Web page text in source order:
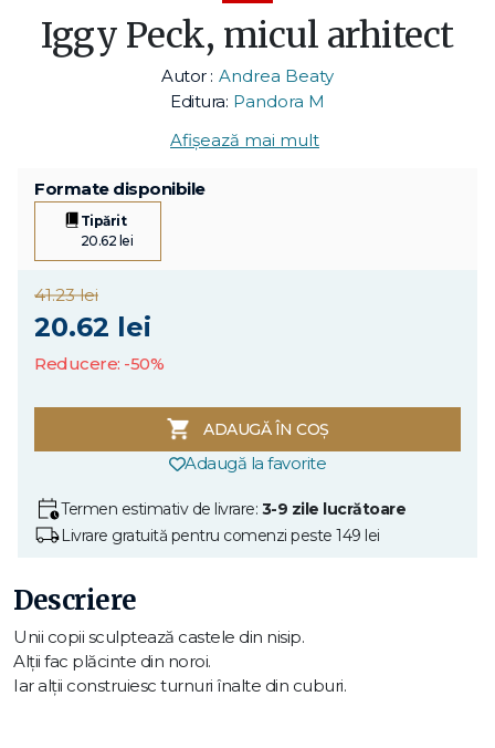
Iggy Peck, micul arhitect
Autor : Andrea Beaty
Editura: Pandora M
Afișează mai mult
Formate disponibile
Tipărit
20.62 lei
41.23 lei
20.62 lei
Reducere: -50%
ADAUGĂ ÎN COȘ
Adaugă la favorite
Termen estimativ de livrare: 3-9 zile lucrătoare
Livrare gratuită pentru comenzi peste 149 lei
Descriere
Unii copii sculptează castele din nisip.
Alţii fac plăcinte din noroi.
Iar alţii construiesc turnuri înalte din cuburi.